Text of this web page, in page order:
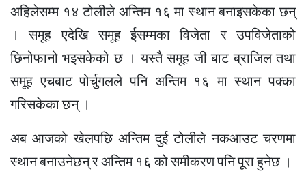
अहिलेसम्म १४ टोलीले अन्तिम १६ मा स्थान बनाइसकेका छन्
। समूह एदेखि समूह ईसम्मका विजेता र उपविजेताको
छिनोफानो भइसकेको छ । यस्तै समूह जी बाट ब्राजिल तथा
समूह एचबाट पोर्चुगलले पनि अन्तिम १६ मा स्थान पक्का
गरिसकेका छन् ।
अब आजको खेलपछि अन्तिम दुई टोलीले नकआउट चरणमा
स्थान बनाउनेछन् र अन्तिम १६ को समीकरण पनि पूरा हुनेछ ।